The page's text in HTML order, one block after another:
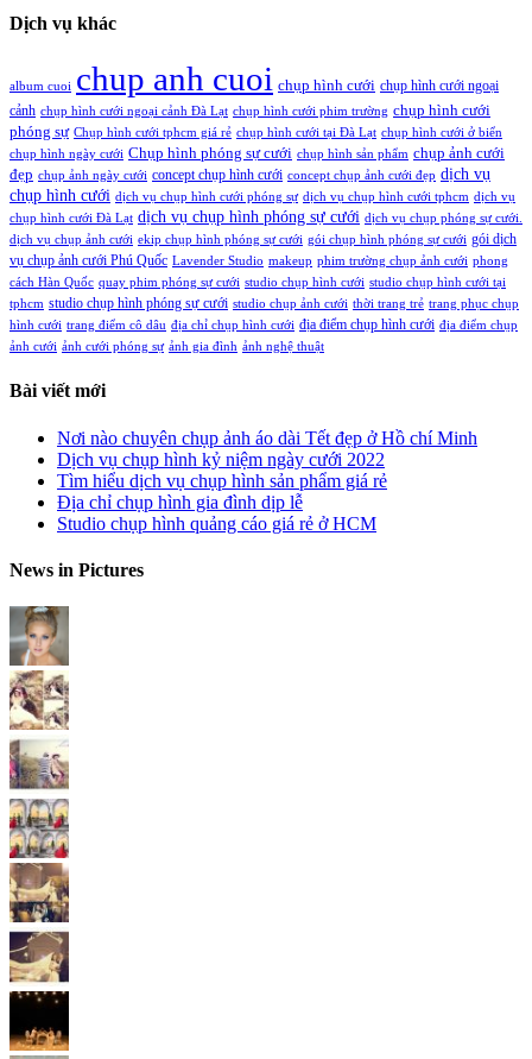
Dịch vụ khác
album cuoi chup anh cuoi chụp hình cưới chụp hình cưới ngoại
cảnh chụp hình cưới ngoại cảnh Đà Lạt chụp hình cưới phim trường chụp hình cưới
phóng sự Chụp hình cưới tphcm giá rẻ chụp hình cưới tại Đà Lạt chụp hình cưới ở biển
chụp hình ngày cưới Chụp hình phóng sự cưới chụp hình sản phẩm chụp ảnh cưới
đẹp chụp ảnh ngày cưới concept chụp hình cưới concept chụp ảnh cưới đẹp dịch vụ
chụp hình cưới dịch vụ chụp hình cưới phóng sự dịch vụ chụp hình cưới tphcm dịch vụ
chụp hình cưới Đà Lạt dịch vụ chụp hình phóng sự cưới dịch vụ chụp phóng sự cưới.
dịch vụ chụp ảnh cưới ekip chụp hình phóng sự cưới gói chụp hình phóng sự cưới gói dịch
vụ chụp ảnh cưới Phú Quốc Lavender Studio makeup phim trường chụp ảnh cưới phong
cách Hàn Quốc quay phim phóng sự cưới studio chụp hình cưới studio chụp hình cưới tại
tphcm studio chụp hình phóng sự cưới studio chụp ảnh cưới thời trang trẻ trang phục chụp
hình cưới trang điểm cô dâu địa chỉ chụp hình cưới địa điểm chụp hình cưới địa điểm chụp
ảnh cưới ảnh cưới phóng sự ảnh gia đình ảnh nghệ thuật
Bài viết mới
Nơi nào chuyên chụp ảnh áo dài Tết đẹp ở Hồ chí Minh
Dịch vụ chụp hình kỷ niệm ngày cưới 2022
Tìm hiểu dịch vụ chụp hình sản phẩm giá rẻ
Địa chỉ chụp hình gia đình dịp lễ
Studio chụp hình quảng cáo giá rẻ ở HCM
News in Pictures